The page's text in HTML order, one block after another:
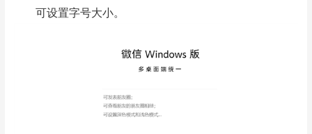
可设置字号大小。